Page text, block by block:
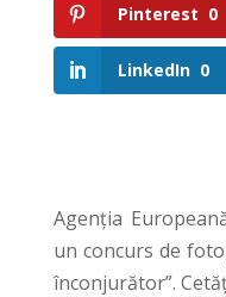
Pinterest 0
LinkedIn 0
Agenția
un concurs de
înconjurător”.